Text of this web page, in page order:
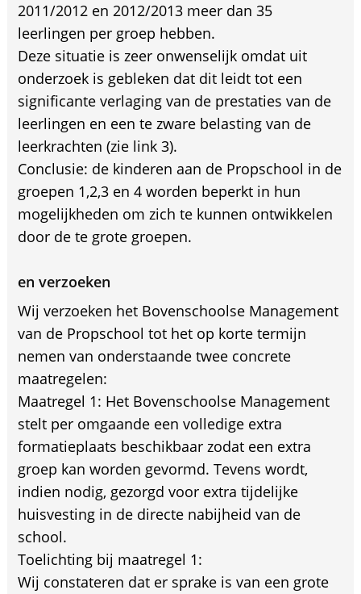
2011/2012 en 2012/2013 meer dan 35
leerlingen per groep hebben.
Deze situatie is zeer onwenselijk omdat uit
onderzoek is gebleken dat dit leidt tot een
significante verlaging van de prestaties van de
leerlingen en een te zware belasting van de
leerkrachten (zie link 3).
Conclusie: de kinderen aan de Propschool in de
groepen 1,2,3 en 4 worden beperkt in hun
mogelijkheden om zich te kunnen ontwikkelen
door de te grote groepen.
en verzoeken
Wij verzoeken het Bovenschoolse Management
van de Propschool tot het op korte termijn
nemen van onderstaande twee concrete
maatregelen:
Maatregel 1: Het Bovenschoolse Management
stelt per omgaande een volledige extra
formatieplaats beschikbaar zodat een extra
groep kan worden gevormd. Tevens wordt,
indien nodig, gezorgd voor extra tijdelijke
huisvesting in de directe nabijheid van de
school.
Toelichting bij maatregel 1:
Wij constateren dat er sprake is van een grote